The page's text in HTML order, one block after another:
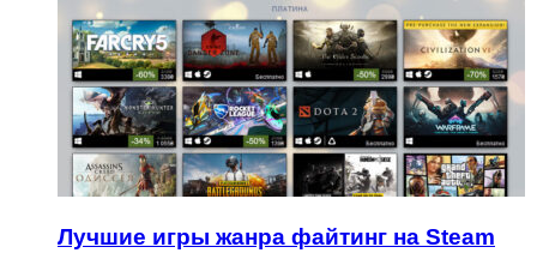
Лучшие игры жанра файтинг на Steam